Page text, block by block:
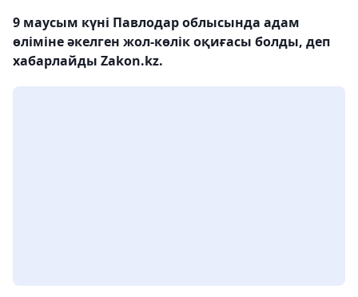
9 маусым күні Павлодар облысында адам
өліміне әкелген жол-көлік оқиғасы болды, деп
хабарлайды Zakon.kz.